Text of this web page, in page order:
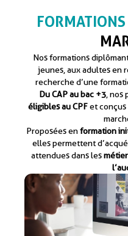
Nos formations
jeunes, aux adultes en
recherche d’une
Du CAP au bac +3 ,
éligibles au CPFet
Proposées enformation
elles permettent
attendues dans les